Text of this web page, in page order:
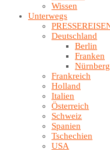
Wissen
Unterwegs
Deutschland
Berlin
Franken
Nürnberg
Frankreich
Holland
Italien
Österreich
Schweiz
Spanien
Tschechien
USA